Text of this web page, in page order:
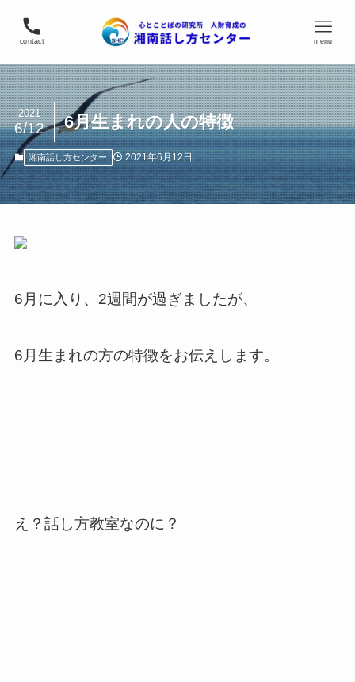
contact menu
6月生まれの人の特徴
2021
6/12
湘南話し方センター 2021年6月12日
6月に入り、2週間が過ぎましたが、
6月生まれの方の特徴をお伝えします。
え？話し方教室なのに？